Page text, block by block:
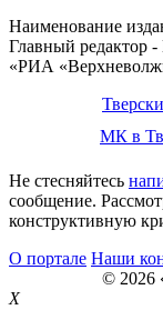
Наименование
Главный редактор
«РИА
МК в
Не стесняйтесь
сообщение.
конструктивную
О портале Наши
© 2026
X